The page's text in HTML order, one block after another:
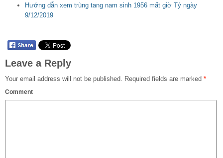
Hướng dẫn xem trùng tang nam sinh 1956 mất giờ Tý ngày
9/12/2019
Leave a Reply
Your email address will not be published. Required fields are marked *
Comment